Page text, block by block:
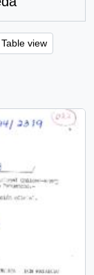
Table view